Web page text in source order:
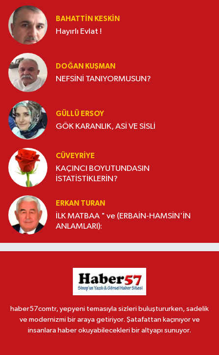
BAHATTIN KESKİN
Hayırlı Evlat !
DOĞAN KUŞMAN
NEFSİNİ TANIYORMUSUN?
GÜLLÜ ERSOY
GÖK KARANLIK, ASİ VE SİSLİ
CÜVEYRIYE
KAÇINCI BOYUTUNDASIN
İSTATİSTİKLERİN?
ERKAN TURAN
İLK MATBAA " ve (ERBAİN-HAMSİN'İN
ANLAMLARI):
haber57comtr, yepyeni temasıyla sizleri buluştururken, sadelik
ve modernizmi bir araya getiriyor. Şatafattan kaçınıyor ve
insanlara haber okuyabilecekleri bir altyapı sunuyor.